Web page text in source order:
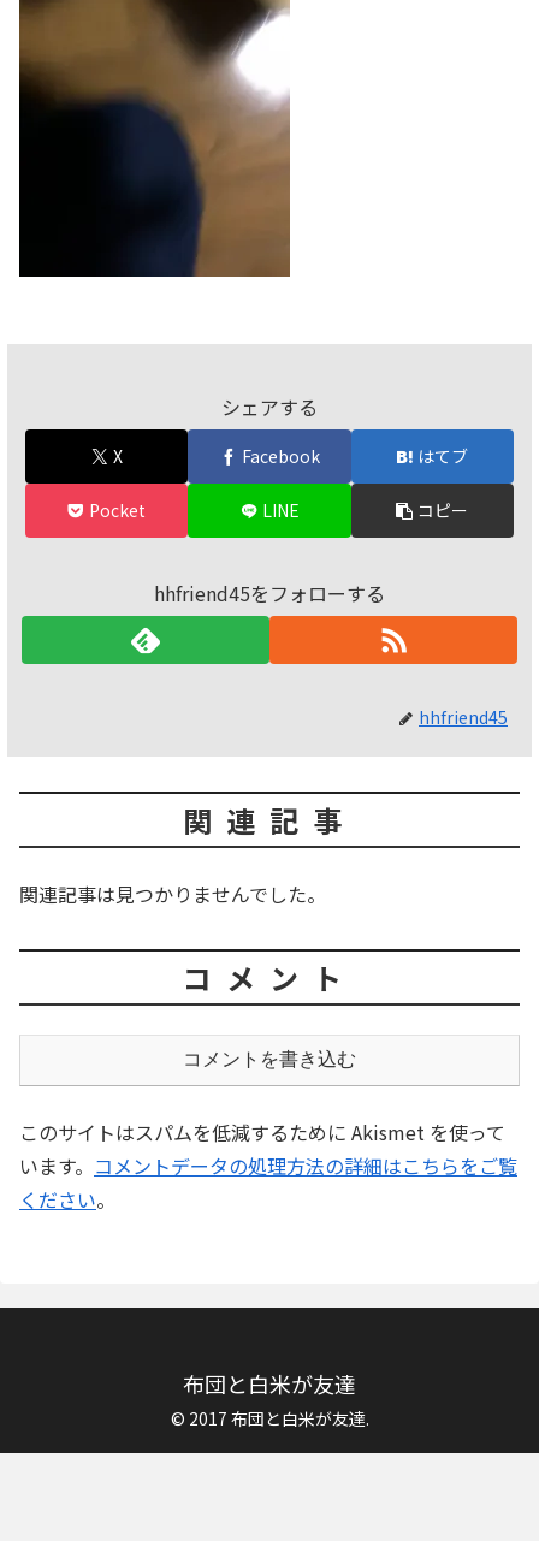
シェアする
X Facebook はてブ
Pocket LINE コピー
hhfriend45をフォローする
hhfriend45
関連記事
関連記事は見つかりませんでした。
コメント
コメントを書き込む
このサイトはスパムを低減するために Akismet を使って
います。 コメントデータの処理方法の詳細はこちらをご覧
ください。
布団と白米が友達
© 2017 布団と白米が友達.